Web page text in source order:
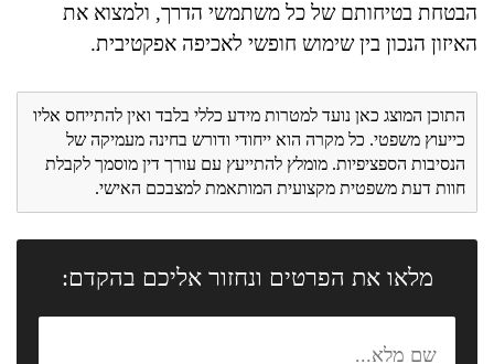
הבטחת בטיחותם של כל משתמשי הדרך, ולמצוא את
האיזון הנכון בין שימוש חופשי לאכיפה אפקטיבית.
התוכן המוצג כאן נועד למטרות מידע כללי בלבד ואין להתייחס אליו
כייעוץ משפטי. כל מקרה הוא ייחודי ודורש בחינה מעמיקה של
הנסיבות הספציפיות. מומלץ להתייעץ עם עורך דין מוסמך לקבלת
חוות דעת משפטית מקצועית המותאמת למצבכם האישי.
מלאו את הפרטים ונחזור אליכם בהקדם: